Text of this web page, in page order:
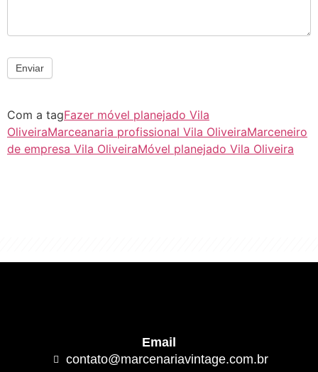
Enviar
Com a tagFazer móvel planejado Vila
OliveiraMarceanaria profissional Vila OliveiraMarceneiro
de empresa Vila OliveiraMóvel planejado Vila Oliveira
Email
contato@marcenariavintage.com.br